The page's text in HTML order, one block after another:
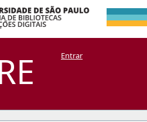
Acervo
+ CoriscoEntrar